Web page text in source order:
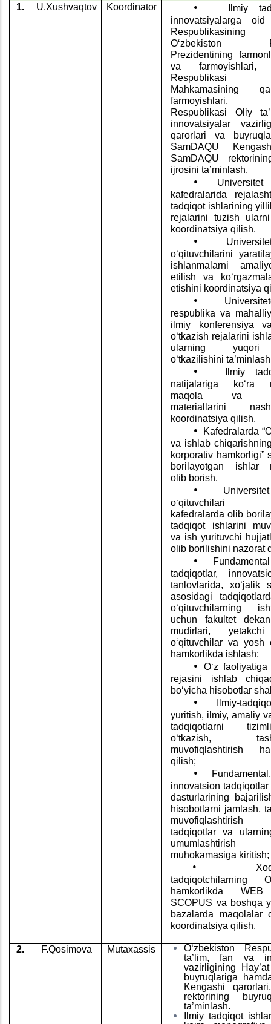
1.
U.Xushvaqtov Koordinator •
Ilmiy
innovatsiyalarga
Respublikasining
O‘zbekiston
Prezidentining
va farmoyishlari,
Respublikasi
Mahkamasining
farmoyishlari,
Respublikasi Oliy
innovatsiyalar
qarorlari va
SamDAQU
SamDAQU
ijrosini ta’minlash.
•
kafedralarida
tadqiqot ishlarining
rejalarini tuzish
koordinatsiya qilish.
•
o‘qituvchilarini
ishlanmalarni
etilish va
etishini koordinatsiya
•
respublika va
ilmiy konferensiya
o‘tkazish rejalarini
ularning yuqori
o‘tkazilishini
•
Ilmiy
natijalariga ko‘ra
maqola va
materiallarini
koordinatsiya qilish.
•
Kafedralarda
va ishlab
korporativ hamkorligi”
borilayotgan ishlar
olib borish.
•
o‘qituvchilari
kafedralarda olib
tadqiqot ishlarini
va ish yurituvchi
olib borilishini nazorat
•
tadqiqotlar,
tanlovlarida, xo‘jalik
asosidagi
o‘qituvchilarning
uchun fakultet
mudirlari,
o‘qituvchilar va yosh
hamkorlikda ishlash;
•
O‘z
rejasini ishlab
bo‘yicha hisobotlar
•
Ilmiy-
yuritish, ilmiy, amaliy
tadqiqotlarni
o‘tkazish,
muvofiqlashtirish
qilish;
•
innovatsion
dasturlarining
hisobotlarni jamlash,
muvofiqlashtirish
tadqiqotlar va
umumlashtirish
muhokamasiga kiritish;
•
tadqiqotchilarning
hamkorlikda
WEB
SCOPUS va boshqa
bazalarda maqolalar
koordinatsiya qilish.
2. F.Qosimova Mutaxassis
O‘zbekiston
ta’lim, fan va
vazirligining
buyruqlariga
Kengashi
rektorining
ta’minlash.
Ilmiy tadqiqot